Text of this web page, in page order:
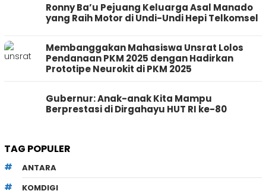
Ronny Ba’u Pejuang Keluarga Asal Manado
yang Raih Motor di Undi-Undi Hepi Telkomsel
Membanggakan Mahasiswa Unsrat Lolos
Pendanaan PKM 2025 dengan Hadirkan
Prototipe Neurokit di PKM 2025
Gubernur: Anak-anak Kita Mampu
Berprestasi di Dirgahayu HUT RI ke-80
TAG POPULER
ANTARA
KOMDIGI